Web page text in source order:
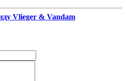
Vlieger & Vandam